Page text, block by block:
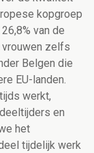
kopgroep
van de
vrouwen zelfs
Belgen die
EU-landen.
werkt,
en
het
tijdelijk werk